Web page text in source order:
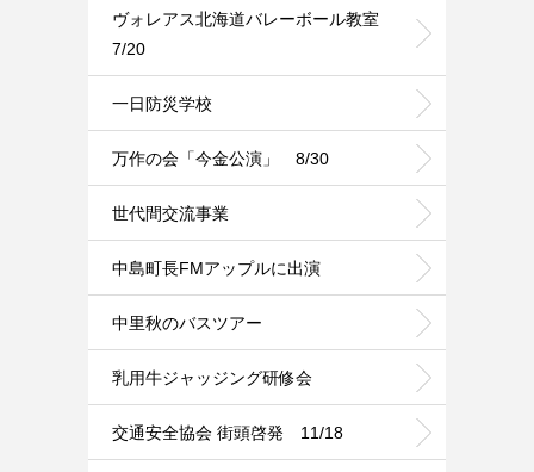
ヴォレアス北海道バレーボール教室
7/20
一日防災学校
万作の会「今金公演」 8/30
世代間交流事業
中島町長FMアップルに出演
中里秋のバスツアー
乳用牛ジャッジング研修会
交通安全協会 街頭啓発 11/18